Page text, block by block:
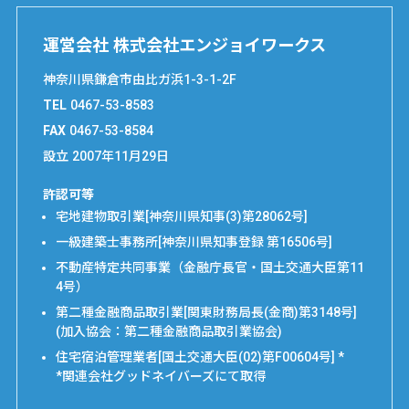
運営会社 株式会社エンジョイワークス
神奈川県鎌倉市由比ガ浜1-3-1-2F
TEL 0467-53-8583
FAX 0467-53-8584
設立 2007年11月29日
許認可等
宅地建物取引業[神奈川県知事(3)第28062号]
一級建築士事務所[神奈川県知事登録 第16506号]
不動産特定共同事業（金融庁長官・国土交通大臣第11
4号）
第二種金融商品取引業[関東財務局長(金商)第3148号]
(加入協会：第二種金融商品取引業協会)
住宅宿泊管理業者[国土交通大臣(02)第F00604号] *
*関連会社グッドネイバーズにて取得